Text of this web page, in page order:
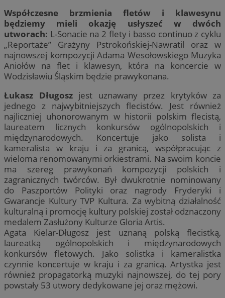
Współczesne brzmienia fletów i klawesynu
będziemy mieli okazję usłyszeć w dwóch
utworach: L-Sonacie na 2 flety i basso continuo z cyklu
„Reportaże” Grażyny Pstrokońskiej-Nawratil oraz w
najnowszej kompozycji Adama Wesołowskiego Muzyka
Aniołów na flet i klawesyn, która na koncercie w
Wodzisławiu Śląskim będzie prawykonana.
Łukasz Długoszjest uznawany przez krytyków za
jednego z najwybitniejszych flecistów. Jest również
najliczniej uhonorowanym w historii polskim flecistą,
laureatem licznych konkursów ogólnopolskich i
międzynarodowych. Koncertuje jako solista i
kameralista w kraju i za granicą, współpracując z
wieloma renomowanymi orkiestrami. Na swoim koncie
ma szereg prawykonań kompozycji polskich i
zagranicznych twórców. Był dwukrotnie nominowany
do Paszportów Polityki oraz nagrody Fryderyki i
Gwarancje Kultury TVP Kultura. Za wybitną działalność
kulturalną i promocję kultury polskiej został odznaczony
medalem Zasłużony Kulturze Gloria Artis.
Agata Kielar-Długosz jest uznaną polską flecistką,
laureatką ogólnopolskich i międzynarodowych
konkursów fletowych. Jako solistka i kameralistka
czynnie koncertuje w kraju i za granicą. Artystka jest
również propagatorką muzyki najnowszej, do tej pory
powstały 53 utwory dedykowane jej oraz mężowi.